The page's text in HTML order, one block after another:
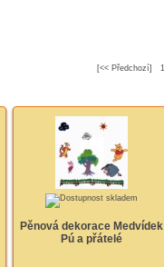
[<< Předchozí] 1
Pěnová dekorace Medvídek
Pú a přátelé